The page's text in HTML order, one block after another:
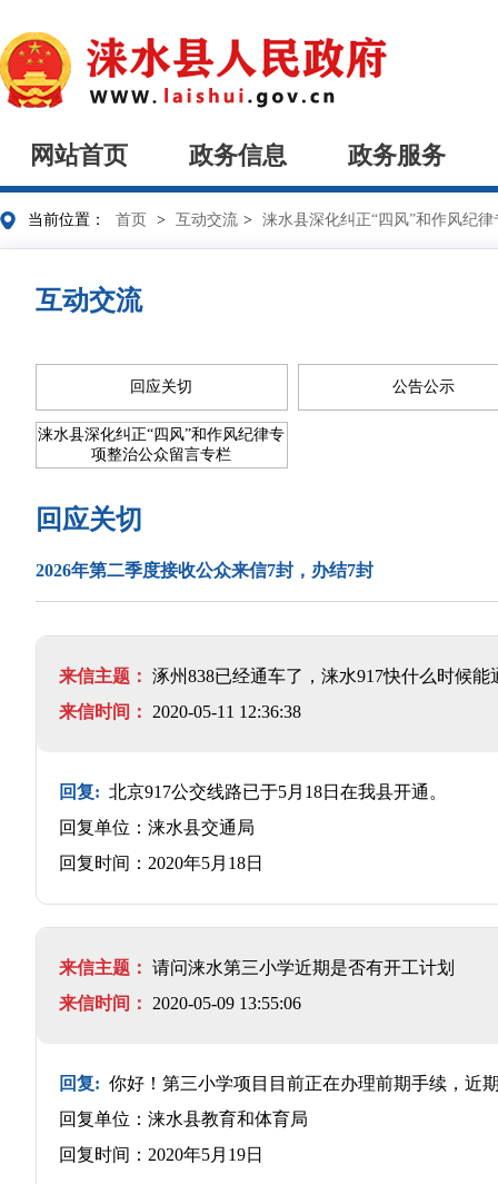
网站首页 政务信息 政务服务
当前位置： 首页 > 互动交流 > 涞水县深化纠正“四风”和作风纪
互动交流
回应关切 公告公示
涞水县深化纠正“四风”和作风纪律专
项整治公众留言专栏
回应关切
2026年第二季度接收公众来信7封，办结7封
来信主题： 涿州838已经通车了，涞水917快什么时候
来信时间：
2020-05-11 12:36:38
回复: 北京917公交线路已于5月18日在我县开通。
回复单位：涞水县交通局
回复时间：2020年5月18日
来信主题： 请问涞水第三小学近期是否有开工计划
来信时间：
2020-05-09 13:55:06
回复: 你好！第三小学项目目前正在办理前期手续，近
回复单位：涞水县教育和体育局
回复时间：2020年5月19日